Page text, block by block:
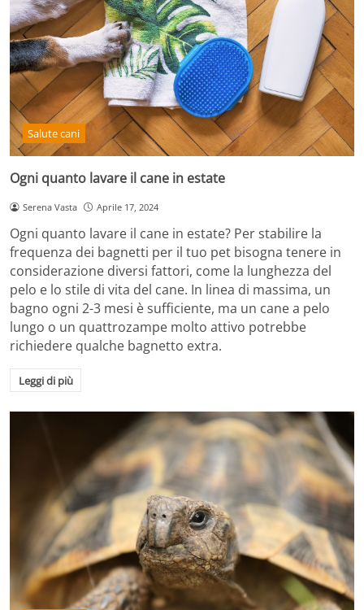
Salute cani
Ogni quanto lavare il cane in estate
Serena Vasta Aprile 17, 2024
Ogni quanto lavare il cane in estate? Per stabilire la
frequenza dei bagnetti per il tuo pet bisogna tenere in
considerazione diversi fattori, come la lunghezza del
pelo e lo stile di vita del cane. In linea di massima, un
bagno ogni 2-3 mesi è sufficiente, ma un cane a pelo
lungo o un quattrozampe molto attivo potrebbe
richiedere qualche bagnetto extra.
Leggi di più